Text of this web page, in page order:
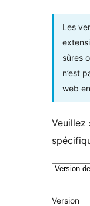
Les
sûres
n’est
web
Veuillez
Méta
Version